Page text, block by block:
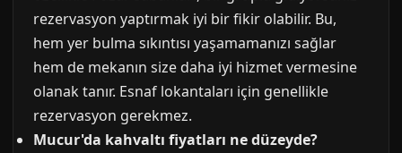
rezervasyon yaptırmak iyi bir fikir olabilir. Bu,
hem yer bulma sıkıntısı yaşamamanızı sağlar
hem de mekanın size daha iyi hizmet vermesine
olanak tanır. Esnaf lokantaları için genellikle
rezervasyon gerekmez.
Mucur'da kahvaltı fiyatları ne düzeyde?